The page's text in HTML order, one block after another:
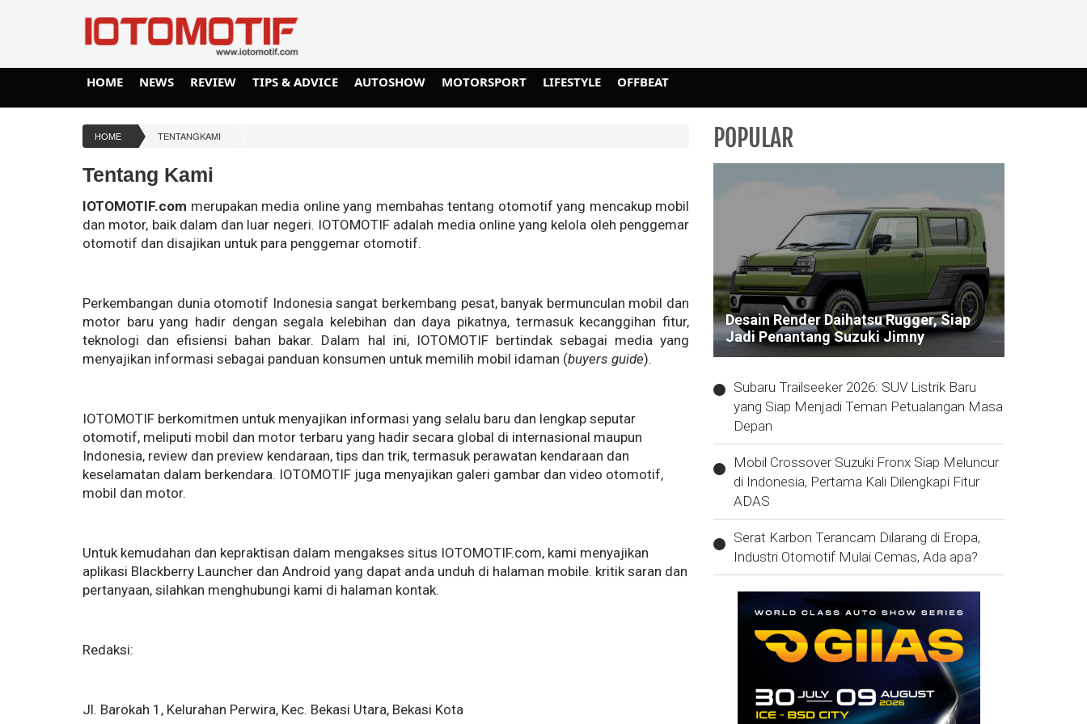
HOME NEWS REVIEW TIPS & ADVICE AUTOSHOW MOTORSPORT LIFESTYLE OFFBEAT
HOME TENTANGKAMI
Tentang Kami
IOTOMOTIF.com merupakan media online yang membahas tentang otomotif yang mencakup mobil
dan motor, baik dalam dan luar negeri. IOTOMOTIF adalah media online yang kelola oleh penggemar
otomotif dan disajikan untuk para penggemar otomotif.
Perkembangan dunia otomotif Indonesia sangat berkembang pesat, banyak bermunculan mobil dan
motor baru yang hadir dengan segala kelebihan dan daya pikatnya, termasuk kecanggihan fitur,
teknologi dan efisiensi bahan bakar. Dalam hal ini, IOTOMOTIF bertindak sebagai media yang
menyajikan informasi sebagai panduan konsumen untuk memilih mobil idaman (buyers guide).
IOTOMOTIF berkomitmen untuk menyajikan informasi yang selalu baru dan lengkap seputar
otomotif, meliputi mobil dan motor terbaru yang hadir secara global di internasional maupun
Indonesia, review dan preview kendaraan, tips dan trik, termasuk perawatan kendaraan dan
keselamatan dalam berkendara. IOTOMOTIF juga menyajikan galeri gambar dan video otomotif,
mobil dan motor.
Untuk kemudahan dan kepraktisan dalam mengakses situs IOTOMOTIF.com, kami menyajikan
aplikasi Blackberry Launcher dan Android yang dapat anda unduh di halaman mobile. kritik saran dan
pertanyaan, silahkan menghubungi kami di halaman kontak.
Redaksi:
Jl. Barokah 1, Kelurahan Perwira, Kec. Bekasi Utara, Bekasi Kota
POPULAR
Desain Render Daihatsu Rugger, Siap
Jadi Penantang Suzuki Jimny
Subaru Trailseeker 2026: SUV Listrik Baru
yang Siap Menjadi Teman Petualangan Masa
Depan
Mobil Crossover Suzuki Fronx Siap Meluncur
di Indonesia, Pertama Kali Dilengkapi Fitur
ADAS
Serat Karbon Terancam Dilarang di Eropa,
Industri Otomotif Mulai Cemas, Ada apa?